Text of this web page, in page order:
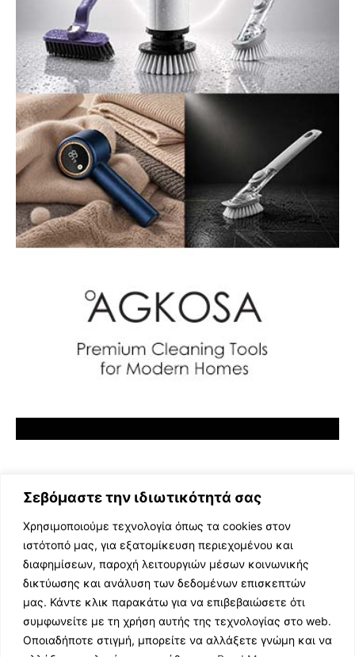
Σεβόμαστε την ιδιωτικότητά σας
Χρησιμοποιούμε τεχνολογία όπως τα cookies στον
ιστότοπό μας, για εξατομίκευση περιεχομένου και
διαφημίσεων, παροχή λειτουργιών μέσων κοινωνικής
δικτύωσης και ανάλυση των δεδομένων επισκεπτών
μας. Κάντε κλικ παρακάτω για να επιβεβαιώσετε ότι
συμφωνείτε με τη χρήση αυτής της τεχνολογίας στο web.
Οποιαδήποτε στιγμή, μπορείτε να αλλάξετε γνώμη και να
ΕΛΛΗΝΙΚΗ ΜΟΥΣΙΚΗ
TV SHOWS
EVENTS
ΘΕΑΤΡΟ